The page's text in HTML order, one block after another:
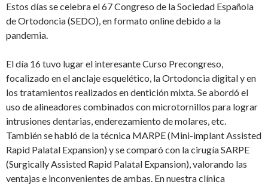
Estos días se celebra el 67 Congreso de la Sociedad Española
de Ortodoncia (SEDO), en formato online debido a la
pandemia.
El día 16 tuvo lugar el interesante Curso Precongreso,
focalizado en el anclaje esquelético, la Ortodoncia digital y en
los tratamientos realizados en dentición mixta. Se abordó el
uso de alineadores combinados con microtornillos para lograr
intrusiones dentarias, enderezamiento de molares, etc.
También se habló de la técnica MARPE (Mini-implant Assisted
Rapid Palatal Expansion) y se comparó con la cirugía SARPE
(Surgically Assisted Rapid Palatal Expansion), valorando las
ventajas e inconvenientes de ambas. En nuestra clínica